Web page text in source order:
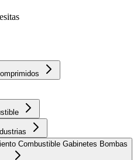
Combustible Gabinetes Bombas